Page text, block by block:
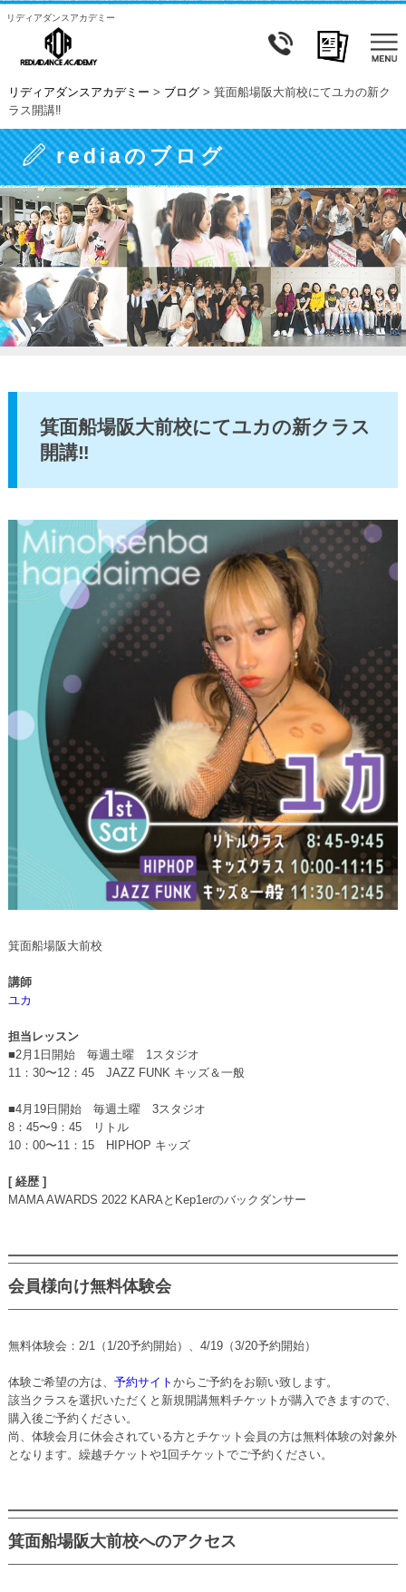
リディアダンスアカデミー
リディアダンスアカデミー > ブログ> 箕面船場阪大前校にてユカの新ク
ラス開講‼
rediaのブログ
箕面船場阪大前校にてユカの新クラス
開講‼
箕面船場阪大前校
講師
ユカ
担当レッスン
■2月1日開始 毎週土曜 1スタジオ
11：30〜12：45 JAZZ FUNK キッズ＆一般
■4月19日開始 毎週土曜 3スタジオ
8：45〜9：45 リトル
10：00〜11：15 HIPHOP キッズ
[ 経歴 ]
MAMA AWARDS 2022 KARAとKep1erのバックダンサー
会員様向け無料体験会
無料体験会：2/1（1/20予約開始）、4/19（3/20予約開始）
体験ご希望の方は、 予約サイト からご予約をお願い致します。
該当クラスを選択いただくと新規開講無料チケットが購入できますので、
購入後ご予約ください。
尚、体験会月に休会されている方とチケット会員の方は無料体験の対象外
となります。繰越チケットや1回チケットでご予約ください。
箕面船場阪大前校へのアクセス